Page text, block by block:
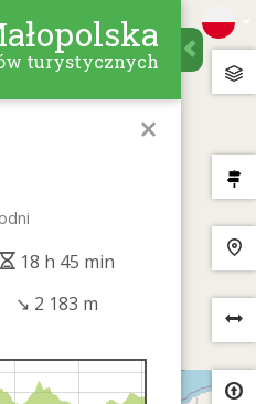
turystycznych
×
18 h 45 min
↘ 2 183 m